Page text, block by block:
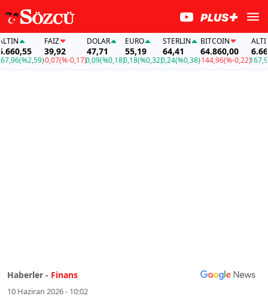
(%2,59)
FAİZ
39,92
-0,07(%-0,17)
DOLAR
47,71
0,09(%0,18)
EURO
55,19
0,18(%0,32)
STERLIN
64,41
0,24(%0,38)
BITCOIN
64.860,00
-144,96(%-0,22)
ALTIN
167,96
Haberler - Finans
10 Haziran 2026 - 10:02